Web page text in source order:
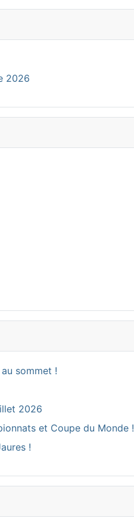
2026
sommet !
2026
et Coupe du Monde !
!